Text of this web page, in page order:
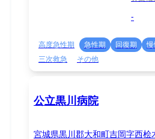
-
高度急性期 急性期 回復期
三次救急
その他
公立黒川病院
宮城県黒川郡大和町吉岡字西桧